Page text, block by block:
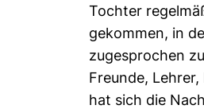
Tochter
gekommen, in
zugesprochen
Freunde,
hat sich die